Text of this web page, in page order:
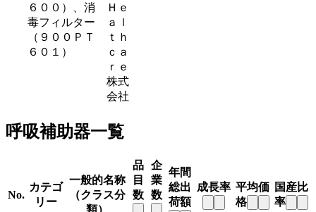
６００）、消
毒フィルター
（９００ＰＴ
６０１）
Ｈｅ
ａｌ
ｔｈ
ｃａ
ｒｅ
株式
会社
呼吸補助器一覧
No.
カテゴ
リー
一般的名称
（クラス分
品
目
数
企
業
数
年間
総出
荷額
成長率 平均価
格
国産比
率